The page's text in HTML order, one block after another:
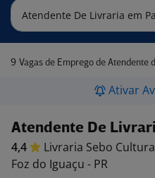
9 Vagas de Emprego de Atendente
Ativar
Atendente De
4,4 Livraria Sebo
Foz do Iguaçu - PR